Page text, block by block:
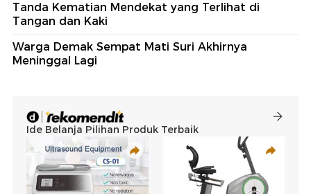
Tanda Kematian Mendekat yang Terlihat di
Tangan dan Kaki
Warga Demak Sempat Mati Suri Akhirnya
Meninggal Lagi